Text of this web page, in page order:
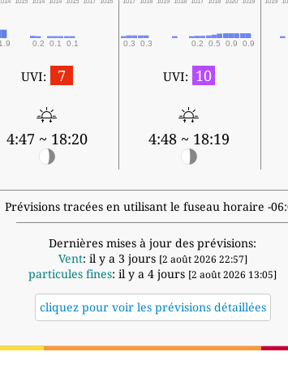
1015 1014 1014 1015 1017 1016 1017 1018 1019 1018 1017 1018 1020 1019 1019
1.9 0.2 0.1 0.1 0.3 0.3 0.2 0.5 0.9 0.9
UVI: 7
4:47 ~ 18:20
UVI: 10
4:48 ~ 18:19
Prévisions tracées en utilisant le fuseau horaire -
Dernières mises à jour des prévisions:
Vent: il y a 3 jours [2 août 2026 22:57]
particules fines: il y a 4 jours [2 août 2026 13:05]
cliquez pour voir les prévisions détaillées